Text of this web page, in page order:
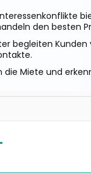
den besten
begleiten Kunden
die Miete und